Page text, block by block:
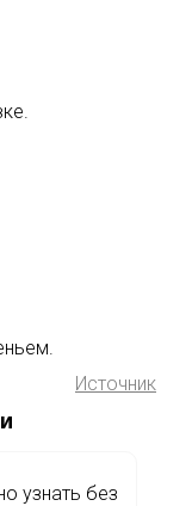
Источник
узнать без